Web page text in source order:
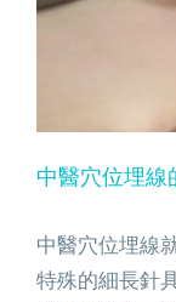
中醫穴位埋線
中醫穴位埋線
特殊的細長針